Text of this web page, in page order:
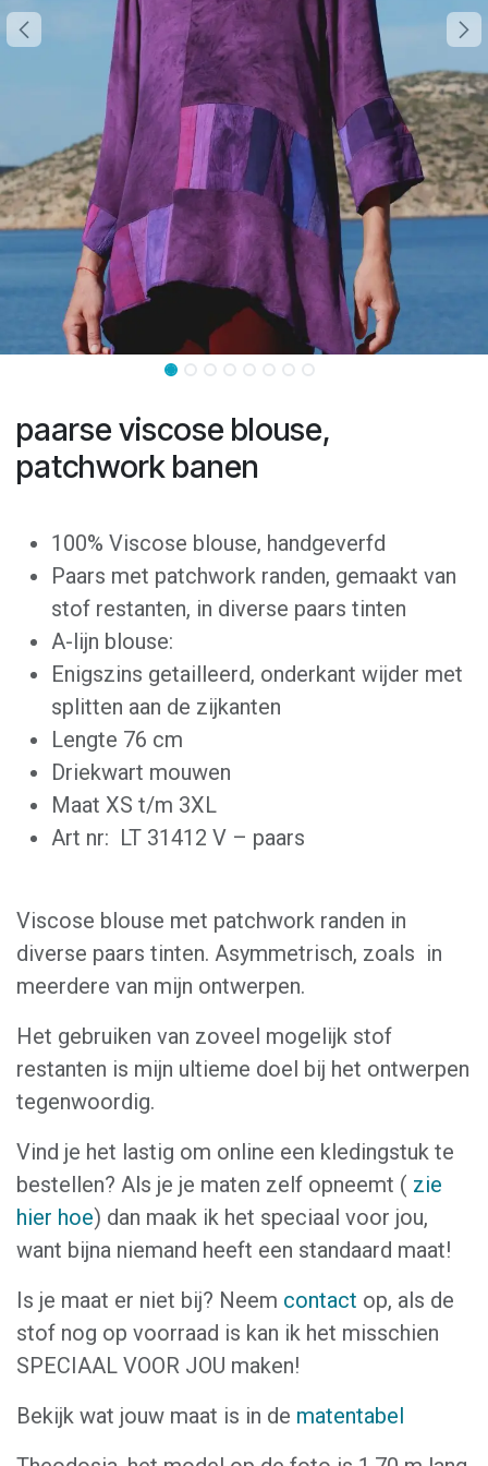
paarse viscose blouse,
patchwork banen
100% Viscose blouse, handgeverfd
Paars met patchwork randen, gemaakt van
stof restanten, in diverse paars tinten
A-lijn blouse:
Enigszins getailleerd, onderkant wijder met
splitten aan de zijkanten
Lengte 76 cm
Driekwart mouwen
Maat XS t/m 3XL
Art nr: LT 31412 V – paars
Viscose blouse met patchwork randen in
diverse paars tinten. Asymmetrisch, zoals in
meerdere van mijn ontwerpen.
Het gebruiken van zoveel mogelijk stof
restanten is mijn ultieme doel bij het ontwerpen
tegenwoordig.
Vind je het lastig om online een kledingstuk te
bestellen? Als je je maten zelf opneemt ( zie
hier hoe) dan maak ik het speciaal voor jou,
want bijna niemand heeft een standaard maat!
Is je maat er niet bij? Neem contact op, als de
stof nog op voorraad is kan ik het misschien
SPECIAAL VOOR JOU maken!
Bekijk wat jouw maat is in de matentabel